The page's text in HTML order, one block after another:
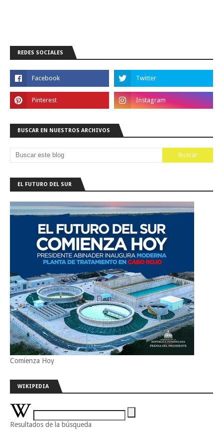
REDES SOCIALES
BUSCAR EN NUESTROS ARCHIVOS
EL FUTURO DEL SUR
Comienza Hoy
WIKIPEDIA
Resultados de la búsqueda